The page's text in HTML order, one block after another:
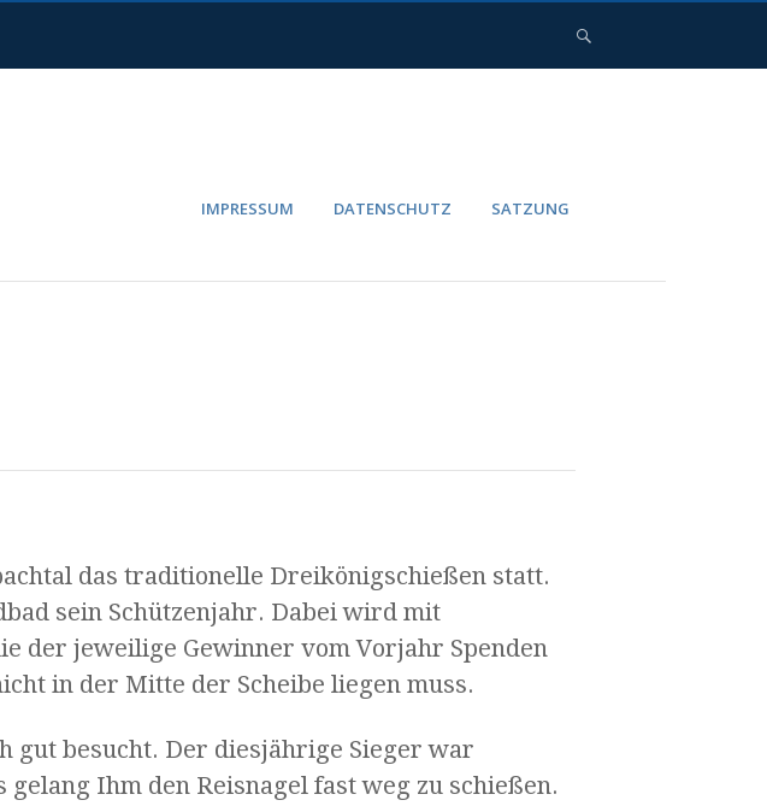
IMPRESSUM DATENSCHUTZ SATZUNG
das traditionelle Dreikönigschießen statt.
sein Schützenjahr. Dabei wird mit
der jeweilige Gewinner vom Vorjahr Spenden
in der Mitte der Scheibe liegen muss.
gut besucht. Der diesjährige Sieger war
Ihm den Reisnagel fast weg zu schießen.